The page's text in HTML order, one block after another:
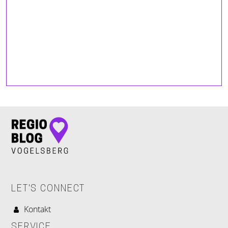
LET'S CONNECT
Kontakt